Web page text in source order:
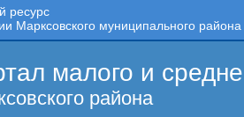
ресурс
Марксовского муниципального района
малого и
района